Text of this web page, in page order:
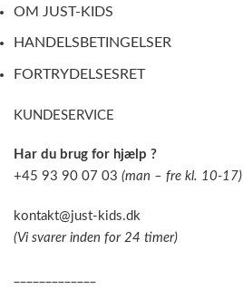
OM JUST-KIDS
HANDELSBETINGELSER
FORTRYDELSESRET
KUNDESERVICE
Har du brug for hjælp ?
+45 93 90 07 03 (man – fre kl. 10-17)
kontakt@just-kids.dk
(Vi svarer inden for 24 timer)